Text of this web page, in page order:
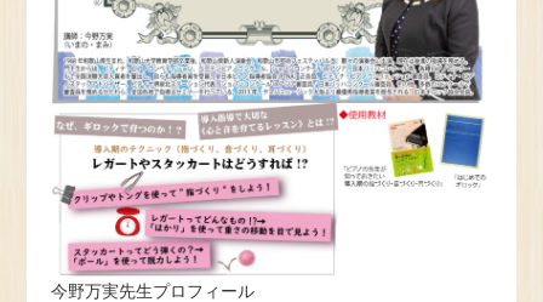
今野万実先生プロフィール